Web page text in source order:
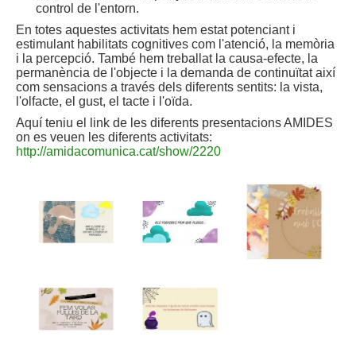
control de l'entorn.
En totes aquestes activitats hem estat potenciant i
estimulant habilitats cognitives com l'atenció, la memòria
i la percepció. També hem treballat la causa-efecte, la
permanència de l'objecte i la demanda de continuïtat així
com sensacions a través dels diferents sentits: la vista,
l'olfacte, el gust, el tacte i l'oïda.
Aquí teniu el link de les diferents presentacions AMIDES
on es veuen les diferents activitats:
http://amidacomunica.cat/show/2220